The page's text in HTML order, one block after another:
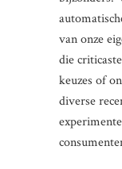
van onze
die
keuzes of
diverse